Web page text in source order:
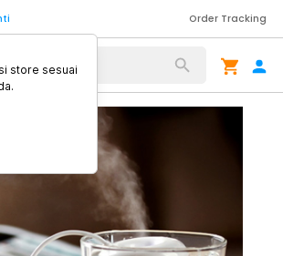
Order Tracking
store sesuai